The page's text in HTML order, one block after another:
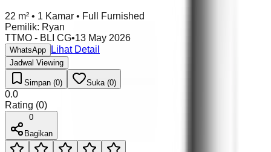
22 m² • 1 Kamar • Full Furnished
Pemilik: Ryan
TTMO - BLI CG•13 May 2026
WhatsApp Lihat Detail
Jadwal Viewing
Simpan (0) Suka (0)
0.0
Rating (0)
0
Bagikan